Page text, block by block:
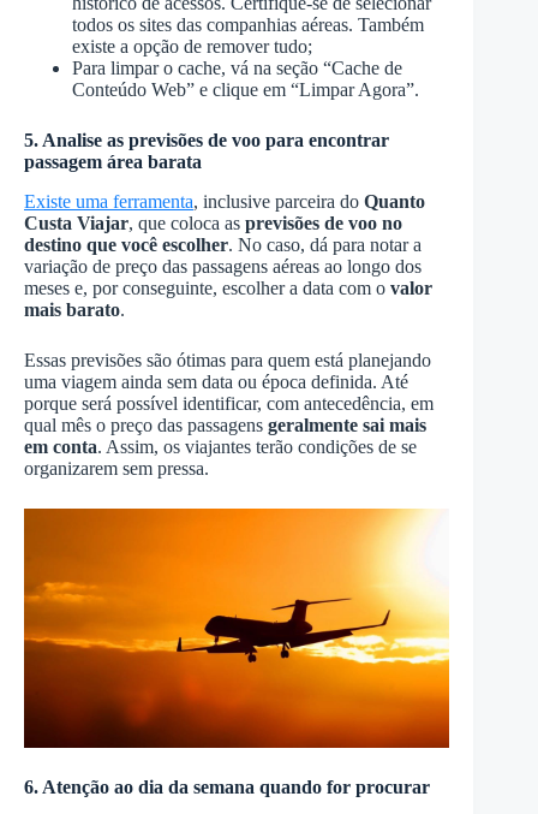
todos os sites das companhias aéreas. Também
existe a opção de remover tudo;
Para limpar o cache, vá na seção “Cache de
Conteúdo Web” e clique em “Limpar Agora”.
5. Analise as previsões de voo para encontrar
passagem área barata
Existe uma ferramenta, inclusive parceira do Quanto
Custa Viajar, que coloca as previsões de voo no
destino que você escolher. No caso, dá para notar a
variação de preço das passagens aéreas ao longo dos
meses e, por conseguinte, escolher a data com o valor
mais barato.
Essas previsões são ótimas para quem está planejando
uma viagem ainda sem data ou época definida. Até
porque será possível identificar, com antecedência, em
qual mês o preço das passagens geralmente sai mais
em conta. Assim, os viajantes terão condições de se
organizarem sem pressa.
6. Atenção ao dia da semana quando for procurar